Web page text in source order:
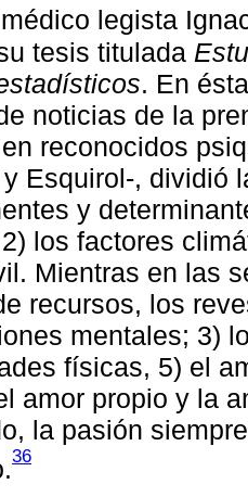
legista
tesis titulada
. En
noticias de la
reconocidos
Esquirol-, dividió
y
los factores
Mientras en las
recursos, los
mentales; 3)
físicas, 5) el
amor propio y la
la pasión
36